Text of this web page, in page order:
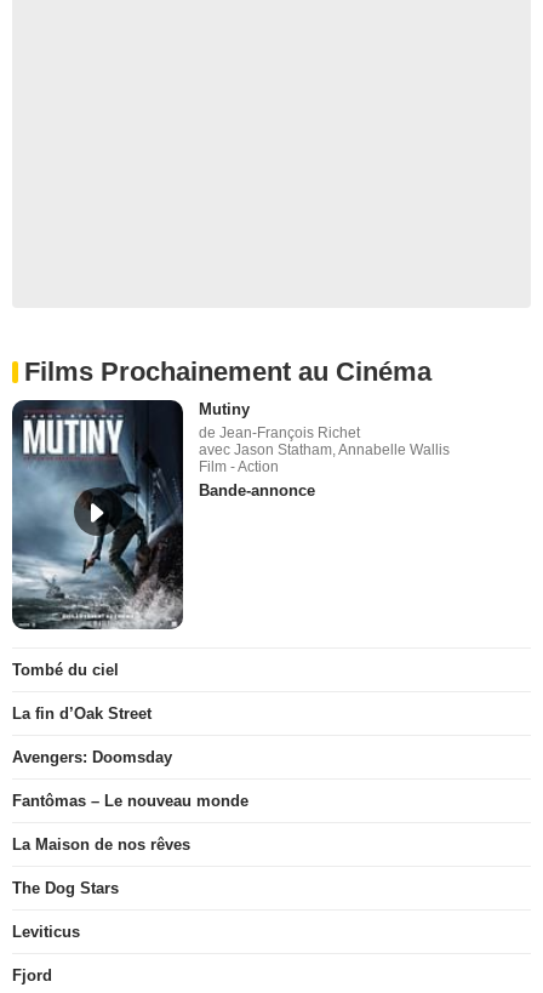
Films Prochainement au Cinéma
Mutiny
de Jean-François Richet
avec Jason Statham, Annabelle Wallis
Film - Action
Bande-annonce
Tombé du ciel
La fin d’Oak Street
Avengers: Doomsday
Fantômas – Le nouveau monde
La Maison de nos rêves
The Dog Stars
Leviticus
Fjord